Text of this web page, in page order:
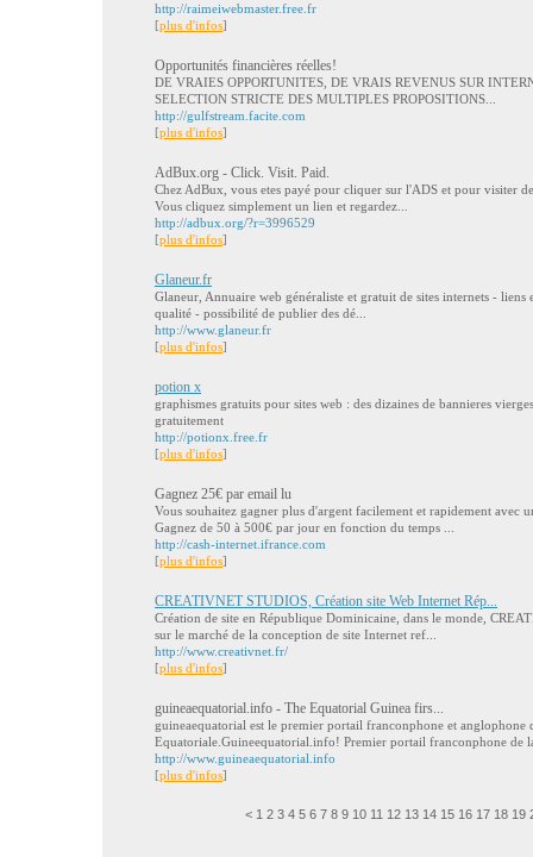
http://raimeiwebmaster.free.fr
[plus d'infos]
Opportunités financières réelles!
DE VRAIES OPPORTUNITES, DE VRAIS REVENUS SUR
SELECTION STRICTE DES MULTIPLES PROPOSITIONS...
http://gulfstream.facite.com
[plus d'infos]
AdBux.org - Click. Visit. Paid.
Chez AdBux, vous etes payé pour cliquer sur l'ADS et pour visiter
Vous cliquez simplement un lien et regardez...
http://adbux.org/?r=3996529
[plus d'infos]
Glaneur.fr
Glaneur, Annuaire web généraliste et gratuit de sites internets - liens
qualité - possibilité de publier des dé...
http://www.glaneur.fr
[plus d'infos]
potion x
graphismes gratuits pour sites web : des dizaines de bannieres
gratuitement
http://potionx.free.fr
[plus d'infos]
Gagnez 25€ par email lu
Vous souhaitez gagner plus d'argent facilement et rapidement avec
Gagnez de 50 à 500€ par jour en fonction du temps ...
http://cash-internet.ifrance.com
[plus d'infos]
CREATIVNET STUDIOS, Création site Web Internet Rép...
Création de site en République Dominicaine, dans le monde,
sur le marché de la conception de site Internet ref...
http://www.creativnet.fr/
[plus d'infos]
guineaequatorial.info - The Equatorial Guinea firs...
guineaequatorial est le premier portail franconphone et anglophone
Equatoriale.Guineequatorial.info! Premier portail franconphone de
http://www.guineaequatorial.info
[plus d'infos]
< 1 2 3 4 5 6 7 8 9 10 11 12 13 14 15 16 17 18 19